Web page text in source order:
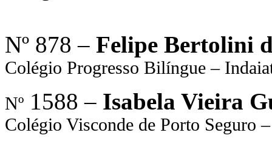
Nº 878 – Felipe Bertolini
Colégio Progresso Bilíngue –
Nº 1588 – Isabela Vieira
Colégio Visconde de Porto Seguro